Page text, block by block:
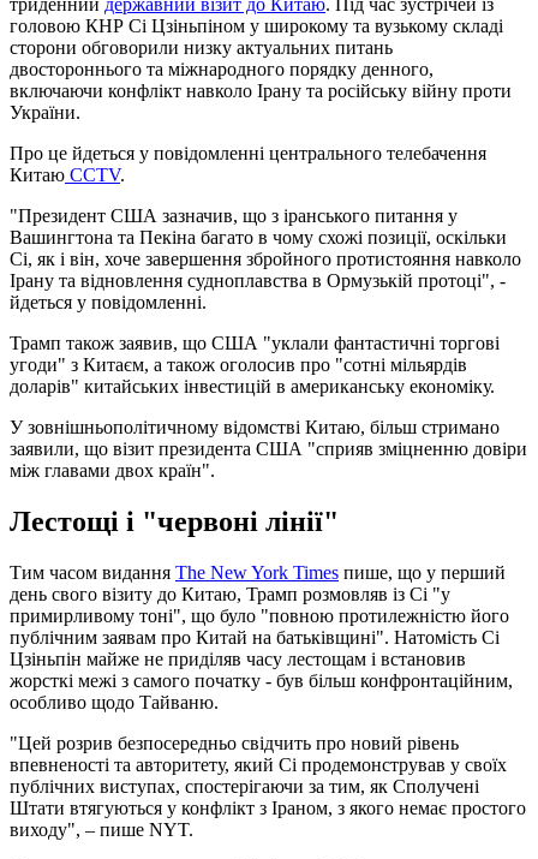
триденний державний візит до Китаю. Під час зустрічей із
головою КНР Сі Цзіньпіном у широкому та вузькому складі
сторони обговорили низку актуальних питань
двостороннього та міжнародного порядку денного,
включаючи конфлікт навколо Ірану та російську війну проти
України.
Про це йдеться у повідомленні центрального телебачення
Китаю CCTV.
"Президент США зазначив, що з іранського питання у
Вашингтона та Пекіна багато в чому схожі позиції, оскільки
Сі, як і він, хоче завершення збройного протистояння навколо
Ірану та відновлення судноплавства в Ормузькій протоці", -
йдеться у повідомленні.
Трамп також заявив, що США "уклали фантастичні торгові
угоди" з Китаєм, а також оголосив про "сотні мільярдів
доларів" китайських інвестицій в американську економіку.
У зовнішньополітичному відомстві Китаю, більш стримано
заявили, що візит президента США "сприяв зміцненню довіри
між главами двох країн".
Лестощі і "червоні лінії"
Тим часом видання The New York Times пише, що у перший
день свого візиту до Китаю, Трамп розмовляв із Сі "у
примирливому тоні", що було "повною протилежністю його
публічним заявам про Китай на батьківщині". Натомість Сі
Цзіньпін майже не приділяв часу лестощам і встановив
жорсткі межі з самого початку - був більш конфронтаційним,
особливо щодо Тайваню.
"Цей розрив безпосередньо свідчить про новий рівень
впевненості та авторитету, який Сі продемонстрував у своїх
публічних виступах, спостерігаючи за тим, як Сполучені
Штати втягуються у конфлікт з Іраном, з якого немає простого
виходу", – пише NYT.